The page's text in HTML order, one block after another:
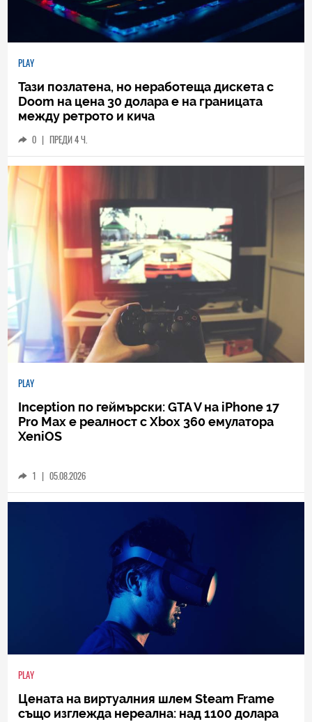
PLAY
Тази позлатена, но неработеща дискета с
Doom на цена 30 долара е на границата
между ретрото и кича
0 | ПРЕДИ 4 Ч.
PLAY
Inception по геймърски: GTA V на iPhone 17
Pro Max е реалност с Xbox 360 емулатора
XeniOS
1 | 05.08.2026
PLAY
Цената на виртуалния шлем Steam Frame
също изглежда нереална: над 1100 долара